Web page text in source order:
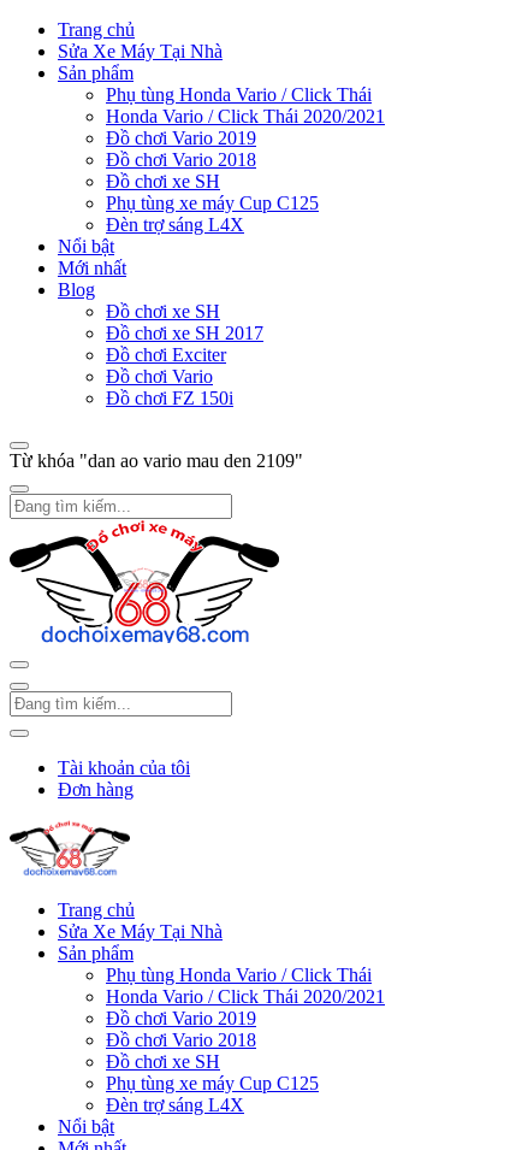
Trang chủ
Sửa Xe Máy Tại Nhà
Sản phẩm
Phụ tùng Honda Vario / Click Thái
Honda Vario / Click Thái 2020/2021
Đồ chơi Vario 2019
Đồ chơi Vario 2018
Đồ chơi xe SH
Phụ tùng xe máy Cup C125
Đèn trợ sáng L4X
Nổi bật
Mới nhất
Blog
Đồ chơi xe SH
Đồ chơi xe SH 2017
Đồ chơi Exciter
Đồ chơi Vario
Đồ chơi FZ 150i
Từ khóa "dan ao vario mau den 2109"
Tài khoản của tôi
Đơn hàng
Trang chủ
Sửa Xe Máy Tại Nhà
Sản phẩm
Phụ tùng Honda Vario / Click Thái
Honda Vario / Click Thái 2020/2021
Đồ chơi Vario 2019
Đồ chơi Vario 2018
Đồ chơi xe SH
Phụ tùng xe máy Cup C125
Đèn trợ sáng L4X
Nổi bật